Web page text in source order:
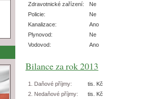
Zdravotnické zařízení:
Ne
Policie:
Ne
Kanalizace:
Ano
Plynovod:
Ne
Vodovod:
Ano
Bilance za rok 2013
1. Daňové příjmy:
tis. Kč
2. Nedaňové příjmy:
tis. Kč